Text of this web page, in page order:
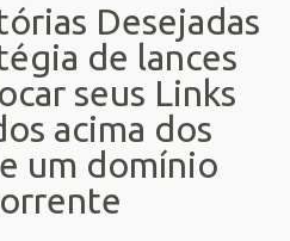
Desejadas
de lances
seus Links
acima dos
um domínio